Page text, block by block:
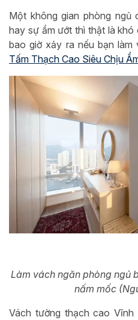
Một không gian phòng
hay sự ẩm ướt thì thật là
bao giờ xảy ra nếu bạn làm
Tấm Thạch Cao Siêu Chịu
Làm vách ngăn phòng ngủ
nấm mốc
Vách tường thạch cao